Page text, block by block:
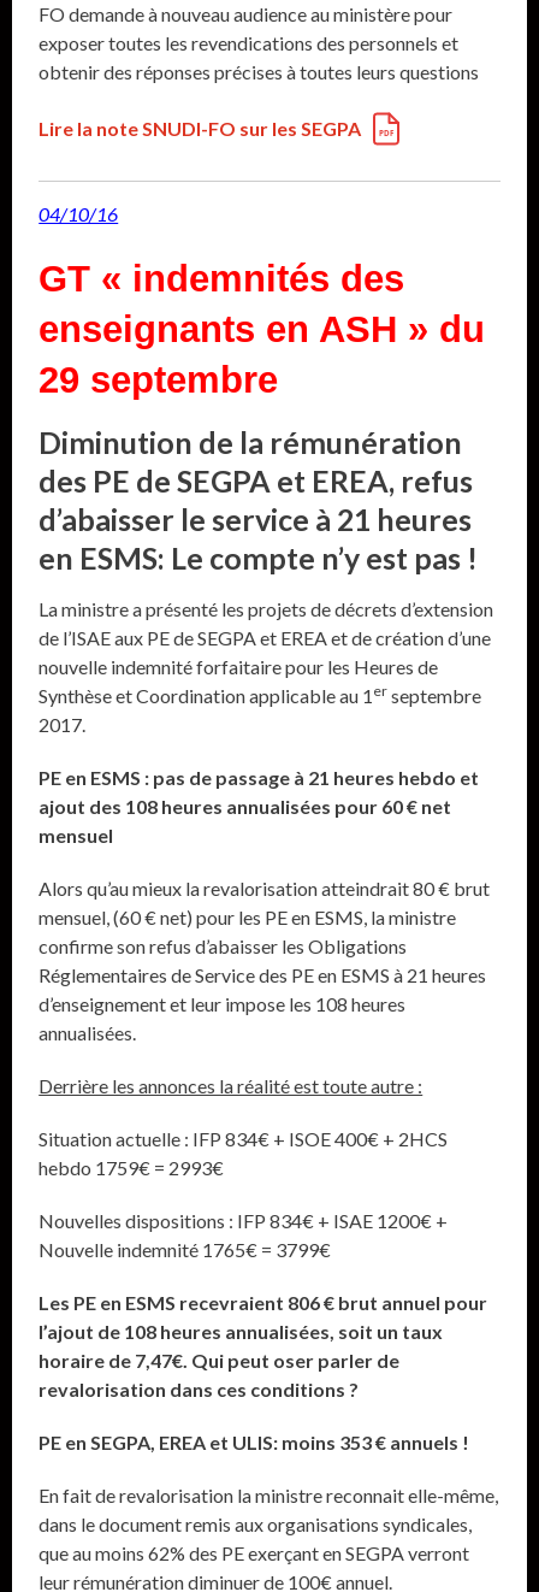
FO demande à nouveau audience au ministère pour
exposer toutes les revendications des personnels et
obtenir des réponses précises à toutes leurs questions
Lire la note SNUDI-FO sur les SEGPA
04/10/16
GT « indemnités des
enseignants en ASH » du
29 septembre
Diminution de la rémunération
des PE de SEGPA et EREA, refus
d’abaisser le service à 21 heures
en ESMS: Le compte n’y est pas !
La ministre a présenté les projets de décrets d’extension
de l’ISAE aux PE de SEGPA et EREA et de création d’une
nouvelle indemnité forfaitaire pour les Heures de
Synthèse et Coordination applicable au 1 er septembre
2017.
PE en ESMS : pas de passage à 21 heures hebdo et
ajout des 108 heures annualisées pour 60 € net
mensuel
Alors qu’au mieux la revalorisation atteindrait 80 € brut
mensuel, (60 € net) pour les PE en ESMS, la ministre
confirme son refus d’abaisser les Obligations
Réglementaires de Service des PE en ESMS à 21 heures
d’enseignement et leur impose les 108 heures
annualisées.
Derrière les annonces la réalité est toute autre :
Situation actuelle : IFP 834€ + ISOE 400€ + 2HCS
hebdo 1759€ = 2993€
Nouvelles dispositions : IFP 834€ + ISAE 1200€ +
Nouvelle indemnité 1765€ = 3799€
Les PE en ESMS recevraient 806 € brut annuel pour
l’ajout de 108 heures annualisées, soit un taux
horaire de 7,47€. Qui peut oser parler de
revalorisation dans ces conditions ?
PE en SEGPA, EREA et ULIS: moins 353 € annuels !
En fait de revalorisation la ministre reconnait elle-même,
dans le document remis aux organisations syndicales,
que au moins 62% des PE exerçant en SEGPA verront
leur rémunération diminuer de 100€ annuel.